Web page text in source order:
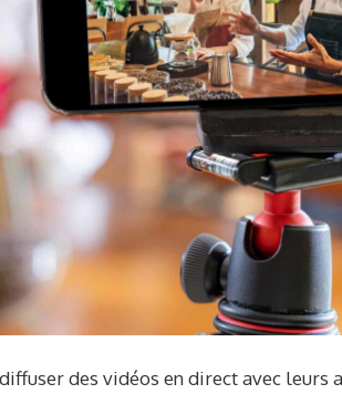
des vidéos en direct avec leurs